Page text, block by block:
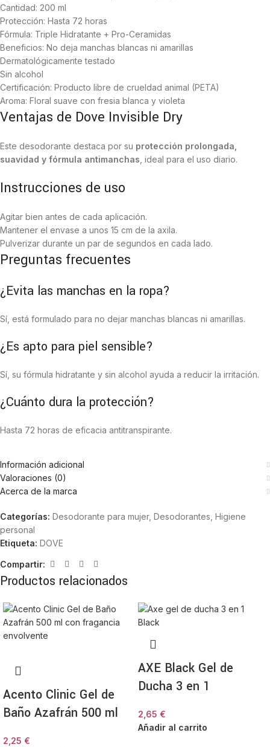
Cantidad: 200 ml
Protección: Hasta 72 horas
Fórmula: Triple Hidratante + Pro-Ceramidas
Beneficios: No deja manchas blancas ni amarillas
Dermatológicamente testado
Sin alcohol
Certificación: Producto libre de crueldad animal (PETA)
Aroma: Floral suave con fresia blanca y violeta
Ventajas de Dove Invisible Dry
Este desodorante destaca por su protección prolongada,
suavidad y fórmula antimanchas , ideal para el uso diario.
Instrucciones de uso
Agitar bien antes de cada aplicación.
Mantener el envase a unos 15 cm de la axila.
Pulverizar durante un par de segundos en cada lado.
Preguntas frecuentes
¿Evita las manchas en la ropa?
Sí, está formulado para no dejar manchas blancas ni amarillas.
¿Es apto para piel sensible?
Sí, su fórmula hidratante y sin alcohol ayuda a reducir la irritación.
¿Cuánto dura la protección?
Hasta 72 horas de eficacia antitranspirante.
Información adicional
Valoraciones (0)
Acerca de la marca
Categorías: Desodorante para mujer, Desodorantes Higiene
personal
Etiqueta: DOVE
Compartir:
Productos relacionados
Acento Clinic Gel de
Baño Azafrán 500 ml
2,25 €
AXE Black Gel de
Ducha 3 en 1
2,65 €
Añadir al carrito